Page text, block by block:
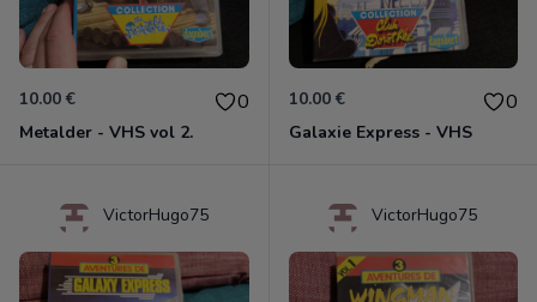
10.00 € 0
Metalder - VHS vol 2.
10.00 € 0
Galaxie Express - VHS
VictorHugo75 VictorHugo75